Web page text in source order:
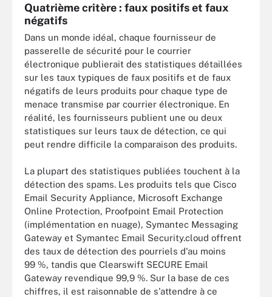
Quatrième critère : faux positifs et faux
négatifs
Dans un monde idéal, chaque fournisseur de
passerelle de sécurité pour le courrier
électronique publierait des statistiques détaillées
sur les taux typiques de faux positifs et de faux
négatifs de leurs produits pour chaque type de
menace transmise par courrier électronique. En
réalité, les fournisseurs publient une ou deux
statistiques sur leurs taux de détection, ce qui
peut rendre difficile la comparaison des produits.
La plupart des statistiques publiées touchent à la
détection des spams. Les produits tels que Cisco
Email Security Appliance, Microsoft Exchange
Online Protection, Proofpoint Email Protection
(implémentation en nuage), Symantec Messaging
Gateway et Symantec Email Security.cloud offrent
des taux de détection des pourriels d'au moins
99 %, tandis que Clearswift SECURE Email
Gateway revendique 99,9 %. Sur la base de ces
chiffres, il est raisonnable de s'attendre à ce